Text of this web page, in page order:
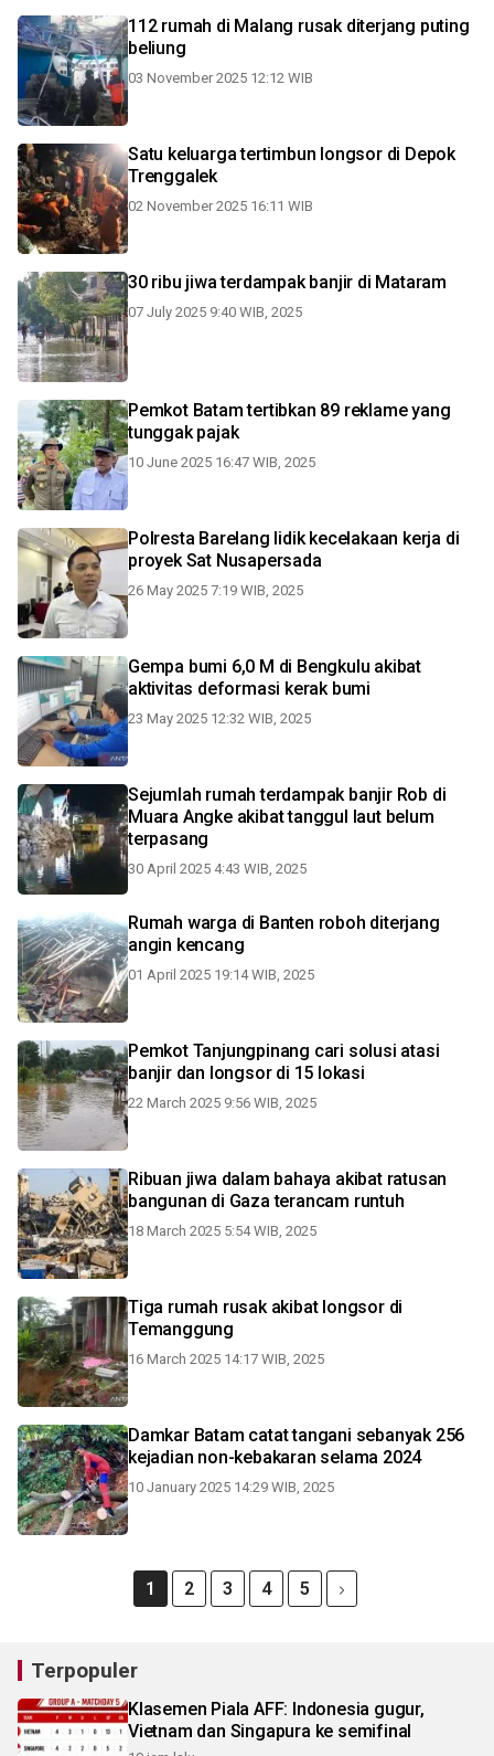
112 rumah di Malang rusak diterjang puting
beliung
03 November 2025 12:12 WIB
Satu keluarga tertimbun longsor di Depok
Trenggalek
02 November 2025 16:11 WIB
30 ribu jiwa terdampak banjir di Mataram
07 July 2025 9:40 WIB, 2025
Pemkot Batam tertibkan 89 reklame yang
tunggak pajak
10 June 2025 16:47 WIB, 2025
Polresta Barelang lidik kecelakaan kerja di
proyek Sat Nusapersada
26 May 2025 7:19 WIB, 2025
Gempa bumi 6,0 M di Bengkulu akibat
aktivitas deformasi kerak bumi
23 May 2025 12:32 WIB, 2025
Sejumlah rumah terdampak banjir Rob di
Muara Angke akibat tanggul laut belum
terpasang
30 April 2025 4:43 WIB, 2025
Rumah warga di Banten roboh diterjang
angin kencang
01 April 2025 19:14 WIB, 2025
Pemkot Tanjungpinang cari solusi atasi
banjir dan longsor di 15 lokasi
22 March 2025 9:56 WIB, 2025
Ribuan jiwa dalam bahaya akibat ratusan
bangunan di Gaza terancam runtuh
18 March 2025 5:54 WIB, 2025
Tiga rumah rusak akibat longsor di
Temanggung
16 March 2025 14:17 WIB, 2025
Damkar Batam catat tangani sebanyak 256
kejadian non-kebakaran selama 2024
10 January 2025 14:29 WIB, 2025
1 2 3 4 5
Terpopuler
Klasemen Piala AFF: Indonesia gugur,
Vietnam dan Singapura ke semifinal